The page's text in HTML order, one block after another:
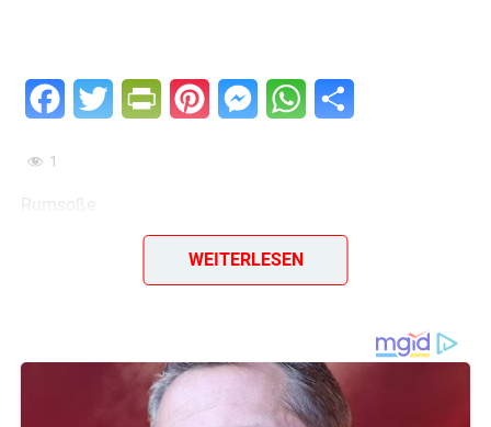
FacebookTwitter PrintFriendly
PinterestMessengerWhatsApp
1
Rumsoße
Zutaten: 40 g Butter, 40 g Weizenmehl, 200 ml Weißwein,
150 g Zucker, 50 ml Rum oder Weinbrand, 20 ml
Die zerlassene Butter verrührt man mit dem Mehl und
Dann gibt man das restliche Wasser zu und läßt es bei
WEITERLESEN